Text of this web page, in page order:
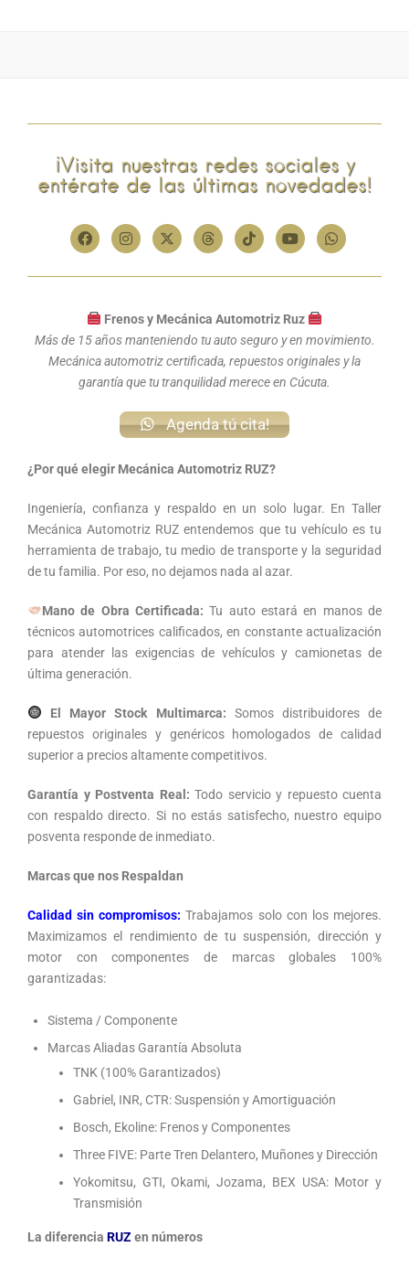
¡Visita nuestras redes sociales y
entérate de las últimas novedades!
Frenos y Mecánica Automotriz Ruz
Más de 15 años manteniendo tu auto seguro y en movimiento.
Mecánica automotriz certificada, repuestos originales y la
garantía que tu tranquilidad merece en Cúcuta.
Agenda tú cita!
¿Por qué elegir Mecánica Automotriz RUZ?
Ingeniería, confianza y respaldo en un solo lugar. En Taller
Mecánica Automotriz RUZ entendemos que tu vehículo es tu
herramienta de trabajo, tu medio de transporte y la seguridad
de tu familia. Por eso, no dejamos nada al azar.
Mano de Obra Certificada: Tu auto estará en manos de
técnicos automotrices calificados, en constante actualización
para atender las exigencias de vehículos y camionetas de
última generación.
El Mayor Stock Multimarca: Somos distribuidores de
repuestos originales y genéricos homologados de calidad
superior a precios altamente competitivos.
Garantía y Postventa Real: Todo servicio y repuesto cuenta
con respaldo directo. Si no estás satisfecho, nuestro equipo
posventa responde de inmediato.
Marcas que nos Respaldan
Calidad sin compromisos: Trabajamos solo con los mejores.
Maximizamos el rendimiento de tu suspensión, dirección y
motor con componentes de marcas globales 100%
garantizadas:
Sistema / Componente
Marcas Aliadas Garantía Absoluta
TNK (100% Garantizados)
Gabriel, INR, CTR: Suspensión y Amortiguación
Bosch, Ekoline: Frenos y Componentes
Three FIVE: Parte Tren Delantero, Muñones y Dirección
Yokomitsu, GTI, Okami, Jozama, BEX USA: Motor y
Transmisión
La diferencia RUZen números